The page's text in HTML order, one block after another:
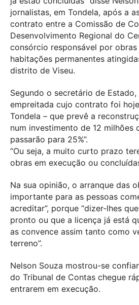
jornalistas, em Tondela, após a
contrato entre a Comissão de
Desenvolvimento Regional do
consórcio responsável por
habitações permanentes
distrito de Viseu.
Segundo o secretário de Estado,
empreitada cujo contrato foi
Tondela – que prevê a
num investimento de 12 milhões
passarão para 25%”.
“Ou seja, a muito curto prazo
obras em execução ou
Na sua opinião, o arranque das
importante para as pessoas
acreditar”, porque “dizer-lhes
pronto ou que a licença já está
as convence assim tanto como
terreno”.
Nelson Souza mostrou-se
do Tribunal de Contas chegue
entrarem em execução.